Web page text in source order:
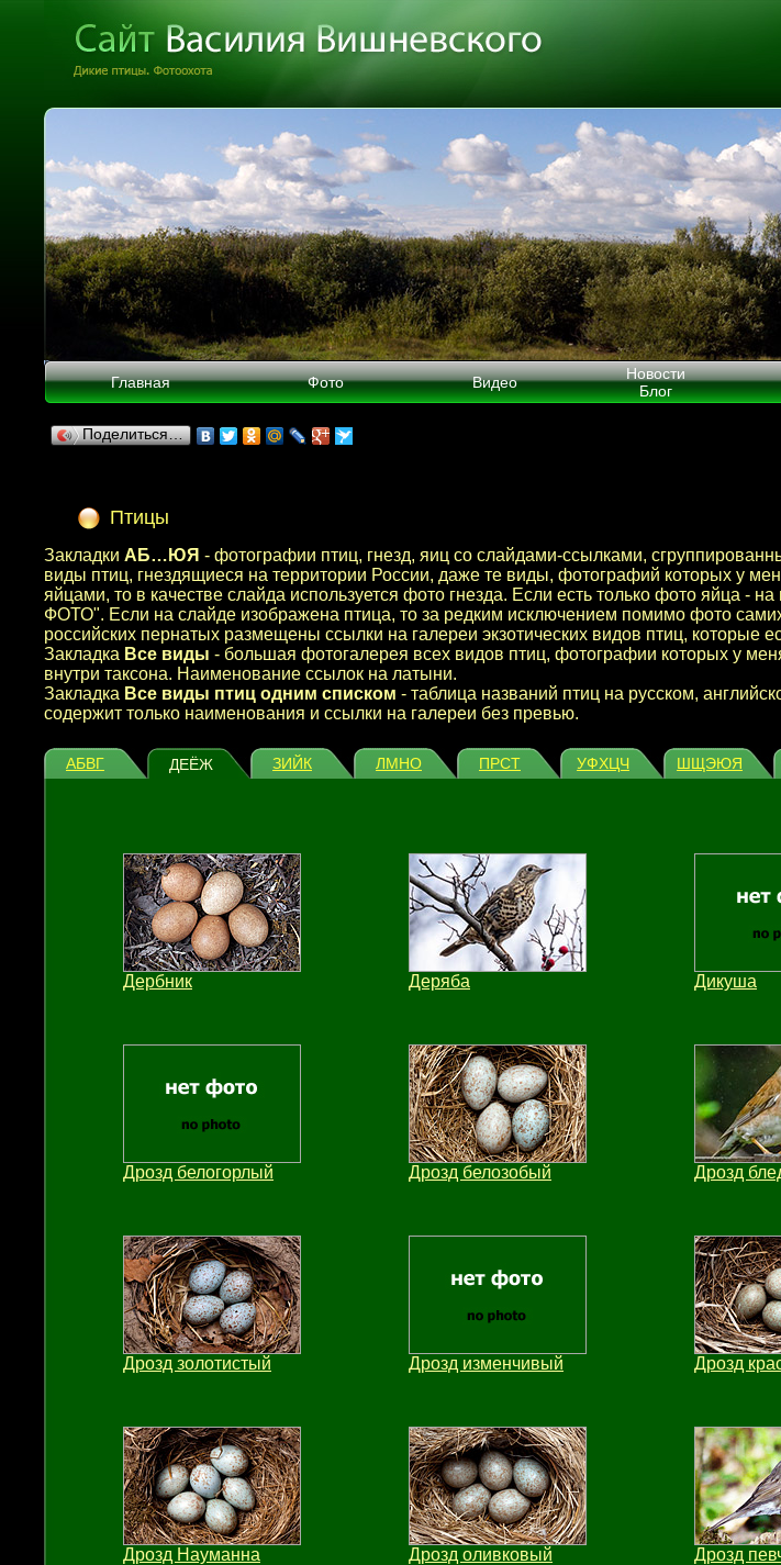
Главная Фото Видео
Новости
Блог
Поделиться…
Птицы
Закладки АБ…ЮЯ - фотографии птиц, гнезд, яиц со слайдами-ссылками,
виды птиц, гнездящиеся на территории России, даже те виды, фотографий которых у
яйцами, то в качестве слайда используется фото гнезда. Если есть только фото яйца
ФОТО". Если на слайде изображена птица, то за редким исключением помимо фото
российских пернатых размещены ссылки на галереи экзотических видов птиц, которые
Закладка Все виды - большая фотогалерея всех видов птиц, фотографии которых у
внутри таксона. Наименование ссылок на латыни.
Закладка Все виды птиц одним списком - таблица названий птиц на русском,
содержит только наименования и ссылки на галереи без превью.
АБВГ ДЕЁЖ ЗИЙК ЛМНО ПРСТ УФХЦЧ ШЩЭЮЯ
Дербник Деряба Дикуша
Дрозд белогорлый Дрозд белозобый Дрозд
Дрозд золотистый Дрозд изменчивый Дрозд
Дрозд Науманна Дрозд оливковый Дрозд